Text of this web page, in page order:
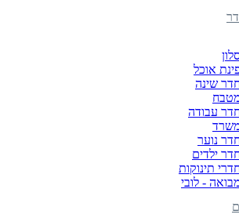
אוכל
שינה
עבודה
נוער
ילדים
תינוקות
- לובי